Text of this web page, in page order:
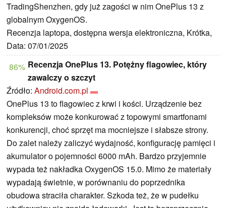
TradingShenzhen, gdy już zagości w nim OnePlus 13 z
globalnym OxygenOS.
Recenzja laptopa, dostępna wersja elektroniczna, Krótka,
Data: 07/01/2025
86% Recenzja OnePlus 13. Potężny flagowiec, który
zawalczy o szczyt
Źródło: Android.com.pl
OnePlus 13 to flagowiec z krwi i kości. Urządzenie bez
kompleksów może konkurować z topowymi smartfonami
konkurencji, choć sprzęt ma mocniejsze i słabsze strony.
Do zalet należy zaliczyć wydajność, konfigurację pamięci i
akumulator o pojemności 6000 mAh. Bardzo przyjemnie
wypada też nakładka OxygenOS 15.0. Mimo że materiały
wypadają świetnie, w porównaniu do poprzednika
obudowa straciła charakter. Szkoda też, że w pudełku